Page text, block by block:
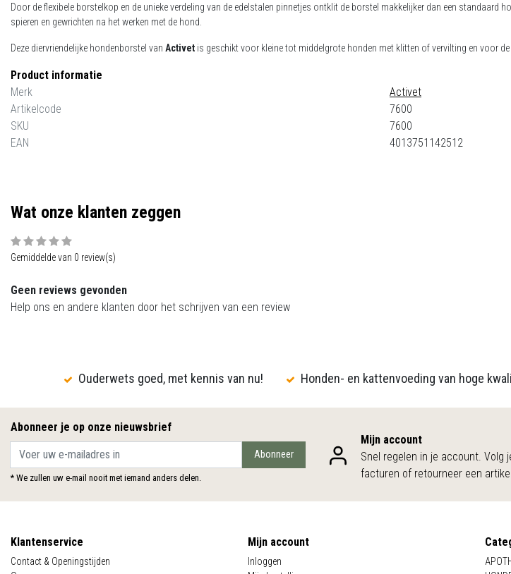
Door de flexibele borstelkop en de unieke verdeling van de edelstalen pinnetjes ontklit de borstel makkelijker dan een
spieren en gewrichten na het werken met de hond.
Deze diervriendelijke hondenborstel van Activet is geschikt voor kleine tot middelgrote honden met klitten of vervilting en voor
Product informatie
Merk
Activet
Artikelcode
7600
SKU
7600
EAN
4013751142512
Wat onze klanten zeggen
Gemiddelde van 0 review(s)
Geen reviews gevonden
Help ons en andere klanten door het schrijven van een review
Ouderwets goed, met kennis van nu! Honden- en kattenvoeding van hoge
Abonneer je op onze nieuwsbrief
Abonneer
* We zullen uw e-mail nooit met iemand anders delen.
Mijn account
Snel regelen in je account. Volg
facturen of retourneer een
Klantenservice
Contact & Openingstijden
Mijn account
Inloggen